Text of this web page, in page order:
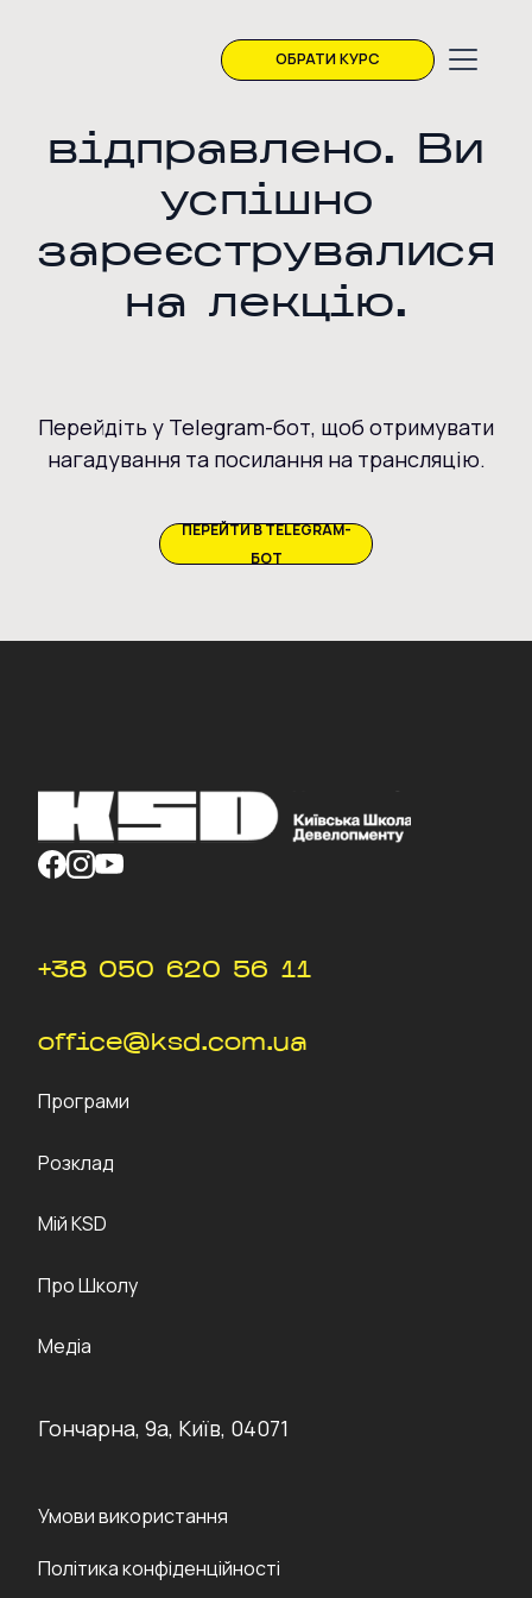
ОБРАТИ КУРС
відправлено. Ви
успішно
зареєструвалися
на лекцію.
Перейдіть у Telegram-бот, щоб отримувати
нагадування та посилання на трансляцію.
ПЕРЕЙТИ В TELEGRAM-
БОТ
+38 050 620 56 11
office@ksd.com.ua
Програми
Розклад
Мій KSD
Про Школу
Медіа
Гончарна, 9а, Київ, 04071
Умови використання
Політика конфіденційності